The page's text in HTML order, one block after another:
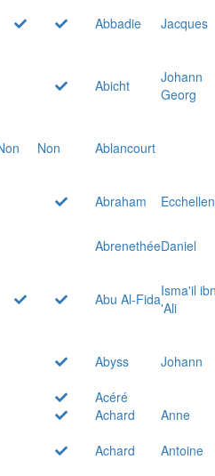
Abbadie
Jacques
Abicht
Johann
Georg
Non
Ablancourt
Abraham
AbrenethéeDaniel
Abu Al-FidaIsma'il
'Ali
Abyss
Johann
Acéré
Achard
Anne
Achard
Antoine